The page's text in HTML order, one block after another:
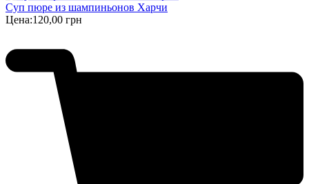
Суп пюре из шампиньонов Харчи
Цена:120,00 грн